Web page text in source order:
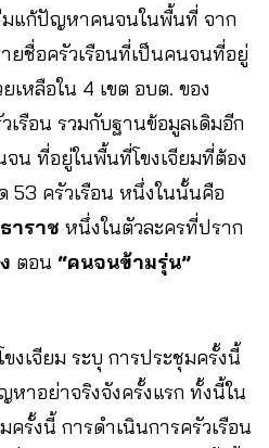
แก้ปัญหาคนจนในพื้นที่ จาก
ยชื่อครัวเรือนที่เป็นคนจนที่อยู่
เหลือใน 4 เขต อบต. ของ
เรือน รวมกับฐานข้อมูลเดิมอีก
น ที่อยู่ในพื้นที่โขงเจียมที่ต้อง
53 ครัวเรือน หนึ่งในนั้นคือ
าราช หนึ่งในตัวละครที่ปราก
ตอน “คนจนข้ามรุ่น”
งเจียม ระบุ การประชุมครั้งนี้
าอย่าจริงจังครั้งแรก ทั้งนี้ใน
รั้งนี้ การดำเนินการครัวเรือน